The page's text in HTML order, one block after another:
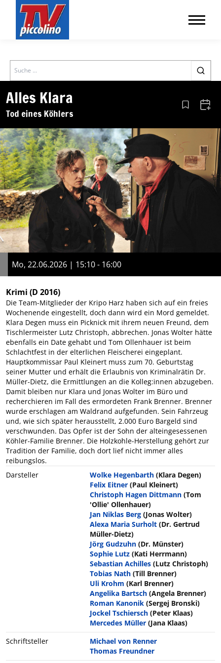
Search
Alles Klara
Tod eines Köhlers Aus den
Mo, 22.06.2026 | 15:10 - 16:00
Krimi (D 2016)
Die Team-Mitglieder der Kripo Harz haben sich auf ein freies
Wochenende eingestellt, doch dann wird ein Mord gemeldet.
Klara Degen muss ein Picknick mit ihrem neuen Freund, dem
Tischlermeister Lutz Christoph, abbrechen. Jonas Wolter hätte
ebenfalls ein Date gehabt und Tom Ollenhauer ist beim
Schlachtfest in der elterlichen Fleischerei eingeplant.
Hauptkommissar Paul Kleinert muss zum 70. Geburtstag
seiner Mutter und erhält die Erlaubnis von Kriminalrätin Dr.
Müller-Dietz, die Ermittlungen an die Kolleg:innen abzugeben.
Damit bleiben nur Klara und Jonas Wolter im Büro und
recherchieren im Fall des ermordeten Frank Brenner. Brenner
wurde erschlagen am Waldrand aufgefunden. Sein Fahrzeug
und, wie sich später herausstellt, 2.000 Euro Bargeld sind
verschwunden. Das Opfer ist der Sohn der alteingesessenen
Köhler-Familie Brenner. Die Holzkohle-Herstellung gehört zur
Tradition der Familie, doch dort lief nicht immer alles
reibungslos.
Darsteller
Wolke Hegenbarth (Klara Degen)
Felix Eitner (Paul Kleinert)
Christoph Hagen Dittmann (Tom
'Ollie' Ollenhauer)
Jan Niklas Berg (Jonas Wolter)
Alexa Maria Surholt (Dr. Gertrud
Müller-Dietz)
Jörg Gudzuhn (Dr. Münster)
Sophie Lutz (Kati Herrmann)
Sebastian Achilles (Lutz Christoph)
Tobias Nath (Till Brenner)
Uli Krohm (Karl Brenner)
Angelika Bartsch (Angela Brenner)
Roman Kanonik (Sergej Bronski)
Jockel Tschiersch (Peter Klaas)
Mercedes Müller (Jana Klaas)
Schriftsteller
Michael von Renner
Thomas Freundner